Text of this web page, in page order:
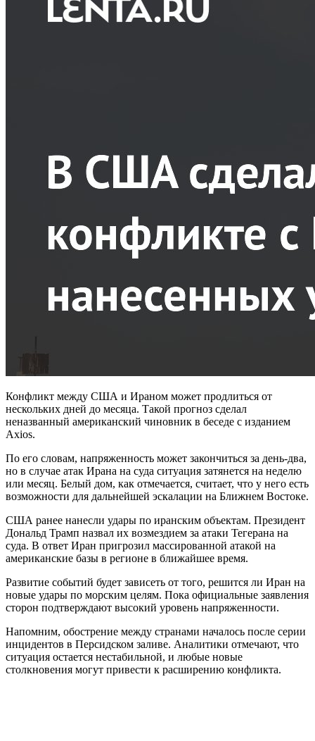
Конфликт между США и Ираном может продлиться от
нескольких дней до месяца. Такой прогноз сделал
неназванный американский чиновник в беседе с изданием
Axios.
По его словам, напряженность может закончиться за день-два,
но в случае атак Ирана на суда ситуация затянется на неделю
или месяц. Белый дом, как отмечается, считает, что у него есть
возможности для дальнейшей эскалации на Ближнем Востоке.
США ранее нанесли удары по иранским объектам. Президент
Дональд Трамп назвал их возмездием за атаки Тегерана на
суда. В ответ Иран пригрозил массированной атакой на
американские базы в регионе в ближайшее время.
Развитие событий будет зависеть от того, решится ли Иран на
новые удары по морским целям. Пока официальные заявления
сторон подтверждают высокий уровень напряженности.
Напомним, обострение между странами началось после серии
инцидентов в Персидском заливе. Аналитики отмечают, что
ситуация остается нестабильной, и любые новые
столкновения могут привести к расширению конфликта.